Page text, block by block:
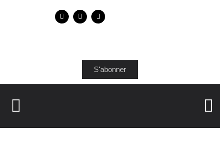
S'abonner